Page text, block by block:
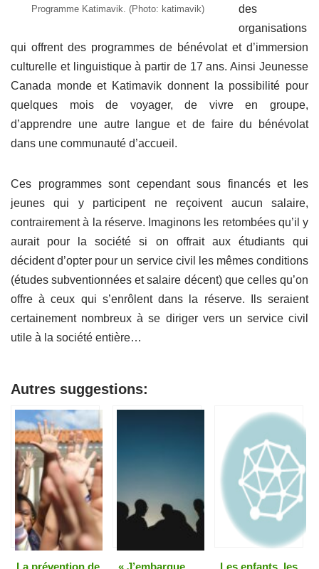
Programme Katimavik. (Photo: katimavik)
des
organisations
qui offrent des programmes de bénévolat et d’immersion
culturelle et linguistique à partir de 17 ans. Ainsi Jeunesse
Canada monde et Katimavik donnent la possibilité pour
quelques mois de voyager, de vivre en groupe,
d’apprendre une autre langue et de faire du bénévolat
dans une communauté d’accueil.
Ces programmes sont cependant sous financés et les
jeunes qui y participent ne reçoivent aucun salaire,
contrairement à la réserve. Imaginons les retombées qu’il y
aurait pour la société si on offrait aux étudiants qui
décident d’opter pour un service civil les mêmes conditions
(études subventionnées et salaire décent) que celles qu’on
offre à ceux qui s’enrôlent dans la réserve. Ils seraient
certainement nombreux à se diriger vers un service civil
utile à la société entière…
Autres suggestions:
La prévention de
« J’embarque
Les enfants, les